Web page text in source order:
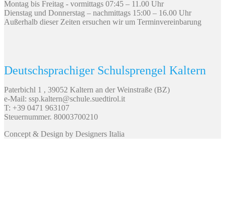
Montag bis Freitag - vormittags 07:45 – 11.00 Uhr
Dienstag und Donnerstag – nachmittags 15:00 – 16.00 Uhr
Außerhalb dieser Zeiten ersuchen wir um Terminvereinbarung
Deutschsprachiger Schulsprengel Kaltern
Paterbichl 1 , 39052 Kaltern an der Weinstraße (BZ)
e-Mail: ssp.kaltern@schule.suedtirol.it
T: +39 0471 963107
Steuernummer. 80003700210
Concept & Design by Designers Italia